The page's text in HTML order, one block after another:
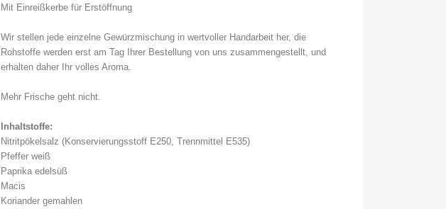
Mit Einreißkerbe für Erstöffnung
Wir stellen jede einzelne Gewürzmischung in wertvoller Handarbeit her, die
Rohstoffe werden erst am Tag Ihrer Bestellung von uns zusammengestellt, und
erhalten daher Ihr volles Aroma.
Mehr Frische geht nicht.
Inhaltstoffe:
Nitritpökelsalz (Konservierungsstoff E250, Trennmittel E535)
Pfeffer weiß
Paprika edelsüß
Macis
Koriander gemahlen